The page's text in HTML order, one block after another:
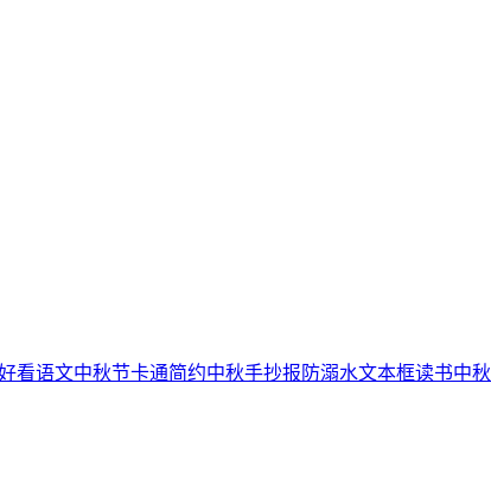
看语文中秋节卡通简约中秋手抄报 防溺水文本框读书中秋